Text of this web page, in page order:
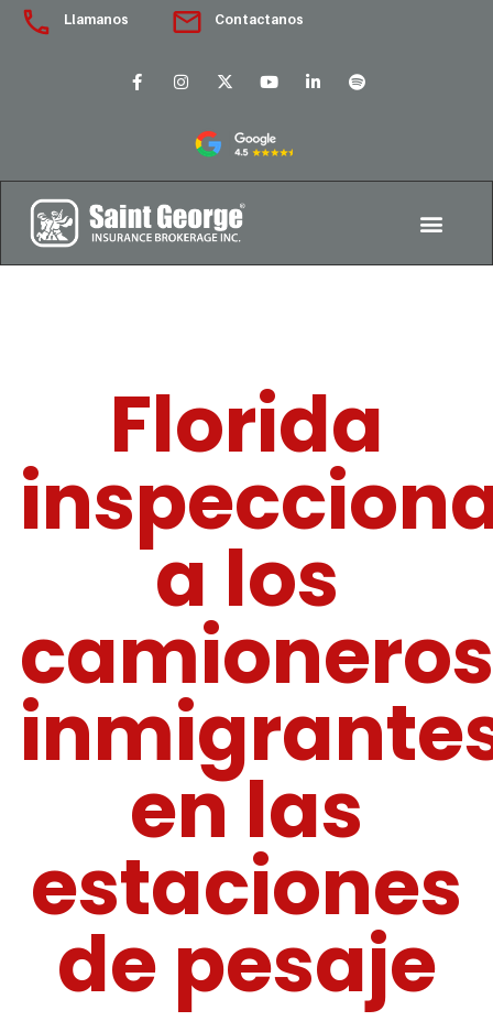
Llamanos Contactanos
Florida
a los
camioneros
en las
estaciones
de pesaje